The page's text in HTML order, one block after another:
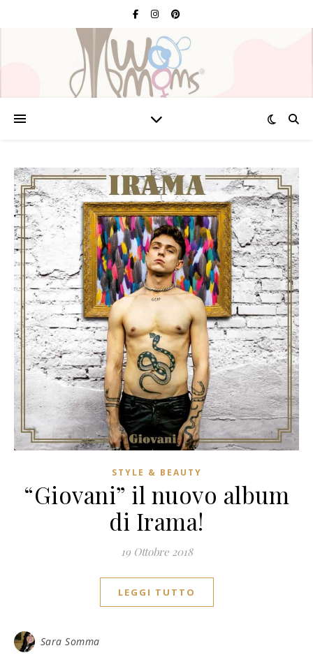
STYLE & BEAUTY
“Giovani” il nuovo album
di Irama!
19 Ottobre 2018
LEGGI TUTTO
Sara Somma